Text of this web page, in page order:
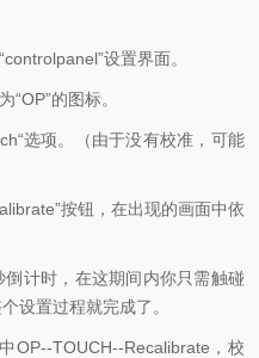
设置界面。
的图标。
选项。（由于没有校准，可能
按钮，在出现的画面中依
计时，在这期间内你只需触碰
设置过程就完成了。
TOUCH--Recalibrate，校